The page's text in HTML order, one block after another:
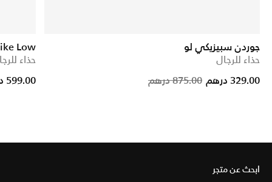
جوردن سبيزيكي لو
حذاء للرجال
Price
875.00 درهم to
329.00 درهم
Low
حذاء
reduced from
to
599.00 درهم
ابحث عن متجر